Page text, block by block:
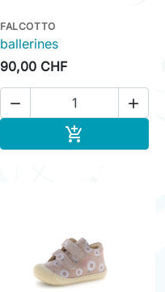
FALCOTTO
ballerines
90,00 CHF
 
